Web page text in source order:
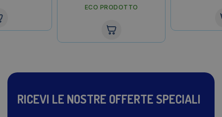
ECO PRODOTTO
RICEVI LE NOSTRE OFFERTE SPECIALI